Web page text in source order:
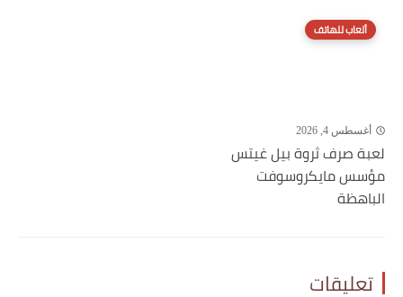
ألعاب للهاتف
أغسطس 4, 2026
لعبة صرف ثروة بيل غيتس
مؤسس مايكروسوفت
الباهظة
تعليقات